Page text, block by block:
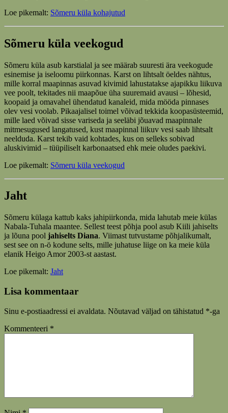
Loe pikemalt: Sõmeru küla kohajutud
Sõmeru küla veekogud
Sõmeru küla asub karstialal ja see määrab suuresti ära veekogude
esinemise ja iseloomu piirkonnas. Karst on lihtsalt öeldes nähtus,
mille korral maapinnas asuvad kivimid lahustatakse ajapikku liikuva
vee poolt, tekitades nii maapõue üha suuremaid avausi – lõhesid,
koopaid ja omavahel ühendatud kanaleid, mida mööda pinnases
olev vesi voolab. Pikaajalisel toimel võivad tekkida koopasüsteemid,
mille laed võivad sisse variseda ja seeläbi jõuavad maapinnale
mitmesugused langatused, kust maapinnal liikuv vesi saab lihtsalt
neelduda. Karst tekib vaid kohtades, kus on selleks sobivad
aluskivimid – tüüpiliselt karbonaatsed ehk meie oludes paekivi.
Loe pikemalt: Sõmeru küla veekogud
Jaht
Sõmeru külaga kattub kaks jahipiirkonda, mida lahutab meie külas
Nabala-Tuhala maantee. Sellest teest põhja pool asub Kiili jahiselts
ja lõuna pool jahiselts Diana. Viimast tutvustame põhjalikumalt,
sest see on n-ö kodune selts, mille juhatuse liige on ka meie küla
elanik Heigo Amor 2003-st aastast.
Loe pikemalt: Jaht
Lisa kommentaar
Sinu e-postiaadressi ei avaldata. Nõutavad väljad on tähistatud *-ga
Kommenteeri *